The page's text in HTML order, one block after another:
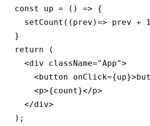
  const up = () => {
setCount((prev)=> prev +
  }
  return (
    <div className="App">
<button
      <p>{count}</p>
    </div>
  );